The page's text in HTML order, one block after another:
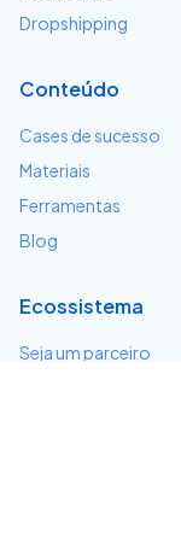
Dropshipping
Conteúdo
Cases de sucesso
Materiais
Ferramentas
Blog
Ecossistema
Seja um parceiro